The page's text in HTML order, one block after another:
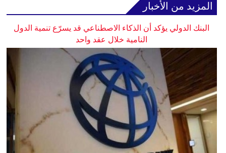
المزيد من الأخبار
البنك الدولي يؤكد أن الذكاء الاصطناعي قد يسرّع تنمية الدول
النامية خلال عقد واحد